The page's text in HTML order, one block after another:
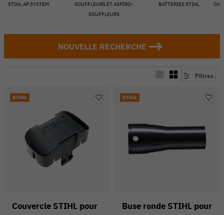
STIHL AP SYSTEM
SOUFFLEURS ET ASPIRO-
SOUFFLEURS
BATTERIES STIHL
NOUVELLE RECHERCHE
Filtres
Couvercle STIHL pour
Buse ronde STIHL pour